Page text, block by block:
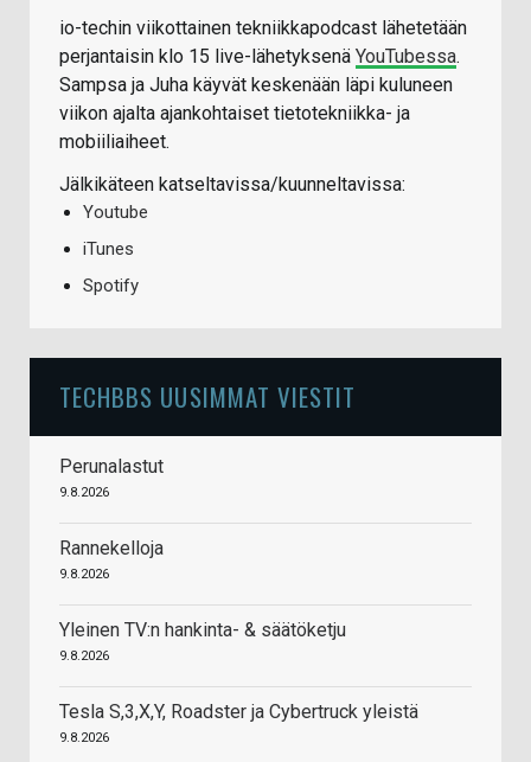
io-techin viikottainen tekniikkapodcast lähetetään
perjantaisin klo 15 live-lähetyksenä YouTubessa.
Sampsa ja Juha käyvät keskenään läpi kuluneen
viikon ajalta ajankohtaiset tietotekniikka- ja
mobiiliaiheet.
Jälkikäteen katseltavissa/kuunneltavissa:
Youtube
iTunes
Spotify
TECHBBS UUSIMMAT VIESTIT
Perunalastut
9.8.2026
Rannekelloja
9.8.2026
Yleinen TV:n hankinta- & säätöketju
9.8.2026
Tesla S,3,X,Y, Roadster ja Cybertruck yleistä
9.8.2026